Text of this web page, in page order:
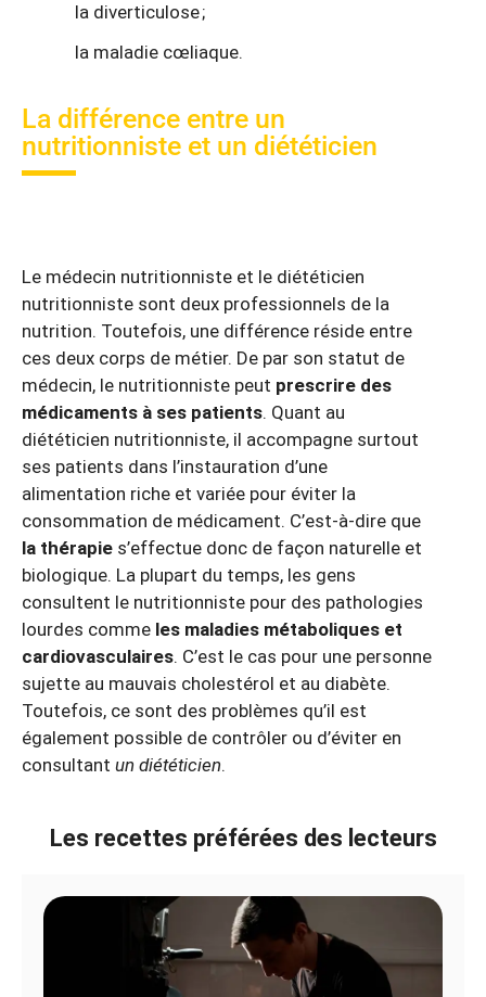
la diverticulose ;
la maladie cœliaque.
La différence entre un
nutritionniste et un diététicien
Le médecin nutritionniste et le diététicien
nutritionniste sont deux professionnels de la
nutrition. Toutefois, une différence réside entre
ces deux corps de métier. De par son statut de
médecin, le nutritionniste peut prescrire des
médicaments à ses patients. Quant au
diététicien nutritionniste, il accompagne surtout
ses patients dans l’instauration d’une
alimentation riche et variée pour éviter la
consommation de médicament. C’est-à-dire que
la thérapie s’effectue donc de façon naturelle et
biologique. La plupart du temps, les gens
consultent le nutritionniste pour des pathologies
lourdes comme les maladies métaboliques et
cardiovasculaires. C’est le cas pour une personne
sujette au mauvais cholestérol et au diabète.
Toutefois, ce sont des problèmes qu’il est
également possible de contrôler ou d’éviter en
consultant un diététicien.
Les recettes préférées des lecteurs